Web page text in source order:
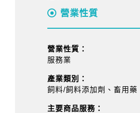
營業性質
營業性質：
服務業
產業類別：
飼料/飼料添加劑、畜用藥
主要商品服務：